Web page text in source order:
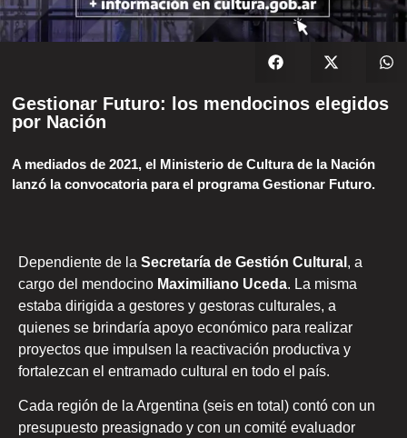
Gestionar Futuro: los mendocinos elegidos
por Nación
A mediados de 2021, el Ministerio de Cultura de la Nación
lanzó la convocatoria para el programa Gestionar Futuro.
Dependiente de la Secretaría de Gestión Cultural , a
cargo del mendocino Maximiliano Uceda. La misma
estaba dirigida a gestores y gestoras culturales, a
quienes se brindaría apoyo económico para realizar
proyectos que impulsen la reactivación productiva y
fortalezcan el entramado cultural en todo el país.
Cada región de la Argentina (seis en total) contó con un
presupuesto preasignado y con un comité evaluador